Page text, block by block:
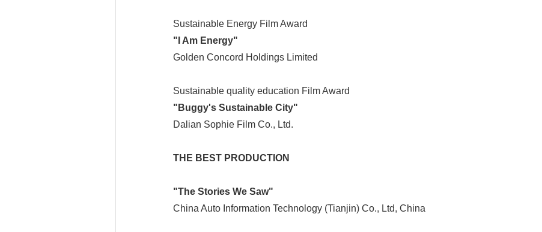
Sustainable Energy Film Award
"I Am Energy"
Golden Concord Holdings Limited
Sustainable quality education Film Award
"Buggy's Sustainable City"
Dalian Sophie Film Co., Ltd.
THE BEST PRODUCTION
"The Stories We Saw"
China Auto Information Technology (Tianjin) Co., Ltd, China